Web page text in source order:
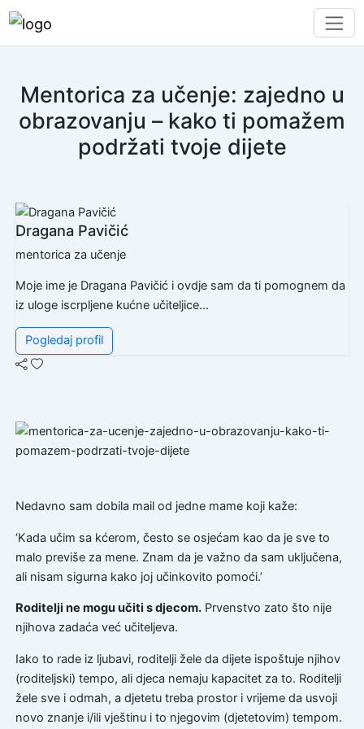
Mentorica za učenje: zajedno u
obrazovanju – kako ti pomažem
podržati tvoje dijete
Dragana Pavičić
mentorica za učenje
Moje ime je Dragana Pavičić i ovdje sam da ti pomognem da
iz uloge iscrpljene kućne učiteljice...
Pogledaj profil
Nedavno sam dobila mail od jedne mame koji kaže:
‘Kada učim sa kćerom, često se osjećam kao da je sve to
malo previše za mene. Znam da je važno da sam uključena,
ali nisam sigurna kako joj učinkovito pomoći.’
Roditelji ne mogu učiti s djecom.Prvenstvo zato što nije
njihova zadaća već učiteljeva.
Iako to rade iz ljubavi, roditelji žele da dijete ispoštuje njihov
(roditeljski) tempo, ali djeca nemaju kapacitet za to. Roditelji
žele sve i odmah, a djetetu treba prostor i vrijeme da usvoji
novo znanje i/ili vještinu i to njegovim (djetetovim) tempom.